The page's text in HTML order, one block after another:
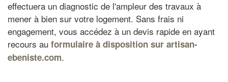
effectuera un diagnostic de l'ampleur des travaux à
mener à bien sur votre logement. Sans frais ni
engagement, vous accédez à un devis rapide en ayant
recours au formulaire à disposition sur artisan-
ebeniste.com.